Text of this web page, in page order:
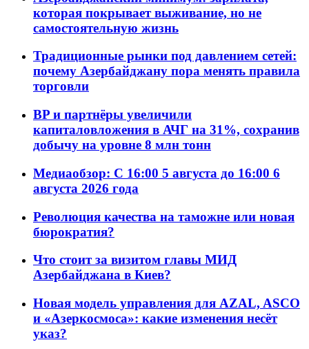
которая покрывает выживание, но не
самостоятельную жизнь
Традиционные рынки под давлением сетей:
почему Азербайджану пора менять правила
торговли
BP и партнёры увеличили
капиталовложения в АЧГ на 31%, сохранив
добычу на уровне 8 млн тонн
Медиаобзор: С 16:00 5 августа до 16:00 6
августа 2026 года
Революция качества на таможне или новая
бюрократия?
Что стоит за визитом главы МИД
Азербайджана в Киев?
Новая модель управления для AZAL, ASCO
и «Азеркосмоса»: какие изменения несёт
указ?